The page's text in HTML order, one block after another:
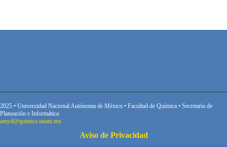
2025 • Universidad Nacional Autónoma de México • Facultad de Química • Secretaría de
Planeación e Informática
amyd@quimica.unam.mx
Aviso de Privacidad